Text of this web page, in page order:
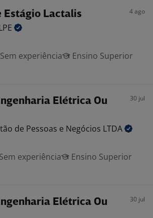
Estágio Lactalis 4 ago
Sem experiência
Ensino Superior
Elétrica Ou
30 jul
de Pessoas e Negócios LTDA
Sem experiência
Ensino Superior
Elétrica Ou
30 jul